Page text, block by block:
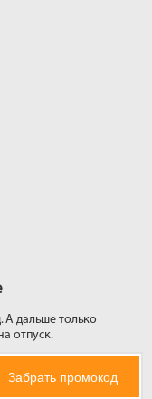
дальше только
отпуск.
Забрать промокод